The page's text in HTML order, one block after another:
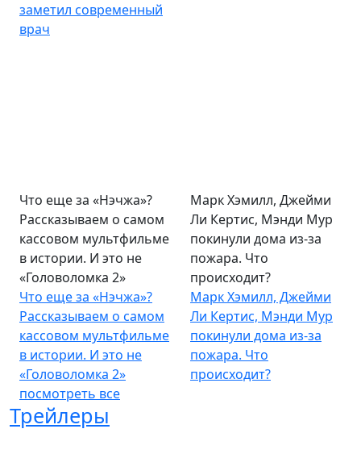
заметил современный
врач
Что еще за «Нэчжа»?
Рассказываем о самом
кассовом мультфильме
в истории. И это не
«Головоломка 2»
Что еще за «Нэчжа»?
Рассказываем о самом
кассовом мультфильме
в истории. И это не
«Головоломка 2»
Марк Хэмилл, Джейми
Ли Кертис, Мэнди Мур
покинули дома из-за
пожара. Что
происходит?
Марк Хэмилл, Джейми
Ли Кертис, Мэнди Мур
покинули дома из-за
пожара. Что
происходит?
посмотреть все
Трейлеры